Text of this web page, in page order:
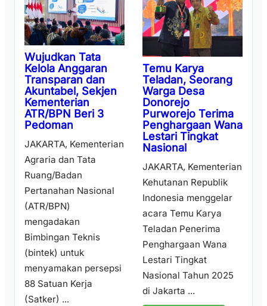
Wujudkan Tata
Kelola Anggaran
Transparan dan
Akuntabel, Sekjen
Kementerian
ATR/BPN Beri 3
Pedoman
JAKARTA, Kementerian
Agraria dan Tata
Ruang/Badan
Pertanahan Nasional
(ATR/BPN)
mengadakan
Bimbingan Teknis
(bintek) untuk
menyamakan persepsi
88 Satuan Kerja
(Satker) ...
Temu Karya
Teladan, Seorang
Warga Desa
Donorejo
Purworejo Terima
Penghargaan Wana
Lestari Tingkat
Nasional
JAKARTA, Kementerian
Kehutanan Republik
Indonesia menggelar
acara Temu Karya
Teladan Penerima
Penghargaan Wana
Lestari Tingkat
Nasional Tahun 2025
di Jakarta ...